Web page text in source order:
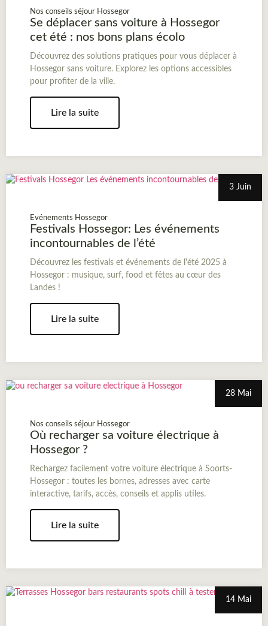
Nos conseils séjour Hossegor
Se déplacer sans voiture à Hossegor
cet été : nos bons plans écolo
Découvrez des solutions pratiques pour vous déplacer à
Hossegor sans voiture. Explorez les options accessibles
pour profiter de la ville.
Lire la suite
3 Juin
Evénements Hossegor
Festivals Hossegor: Les événements
incontournables de l’été
Découvrez les festivals et événements de l'été 2025 à
Hossegor : musique, surf, food et fêtes au cœur des
Landes !
Lire la suite
28 Mai
Nos conseils séjour Hossegor
Où recharger sa voiture électrique à
Hossegor ?
Rechargez facilement votre voiture électrique à Soorts-
Hossegor : toutes les bornes, adresses avec carte
interactive, tarifs, accès, conseils et applis utiles.
Lire la suite
14 Mai